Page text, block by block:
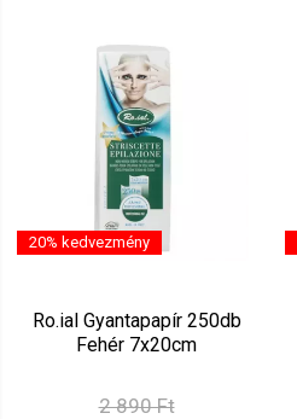
20% kedvezmény
Ro.ial Gyantapapír 250db
Fehér 7x20cm
2 890 Ft